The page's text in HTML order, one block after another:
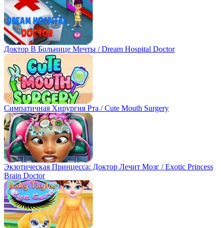
Доктор В Больнице Мечты / Dream Hospital Doctor
Симпатичная Хирургия Рта / Cute Mouth Surgery
Экзотическая Принцесса: Доктор Лечит Мозг / Exotic Princess
Brain Doctor